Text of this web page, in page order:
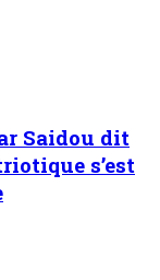
Saidou dit
s’est